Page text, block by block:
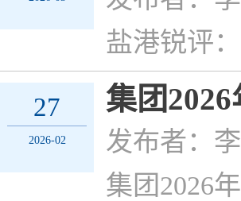
盐港锐评
27
2026-02
集团
发布者：
集团2026